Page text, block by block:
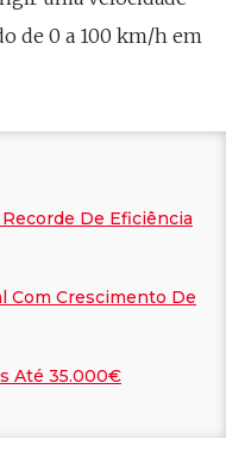
de 0 a 100 km/h em
De Eficiência
Com Crescimento De
Até 35.000€